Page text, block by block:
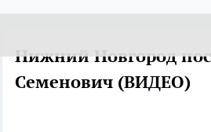
Нижний Новгород
Семенович (ВИДЕО)